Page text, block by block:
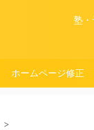
塾・
ホームページ修正
>